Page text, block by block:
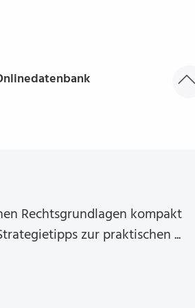
Rechtsgrundlagen kompakt
zur praktischen ...